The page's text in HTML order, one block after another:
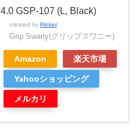
4.0 GSP-107 (L, Black)
created by Rinker
Grip Swany(グリップスワニー)
Amazon 楽天市場
Yahooショッピング
メルカリ